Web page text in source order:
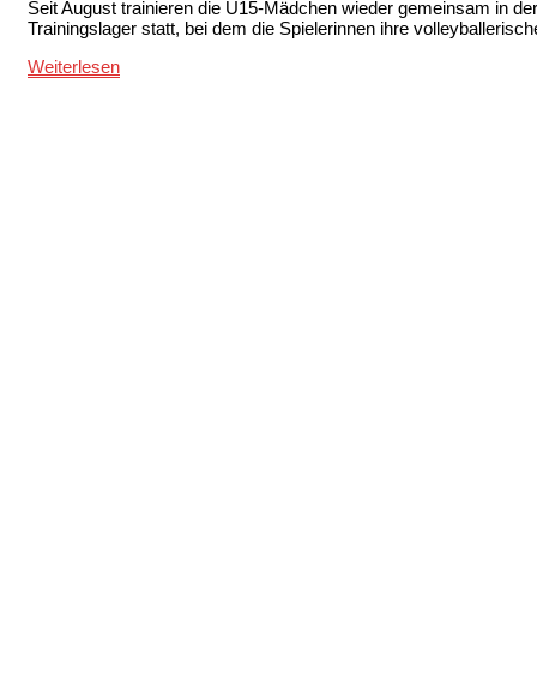
Seit August trainieren die U15-Mädchen wieder gemeinsam in
Trainingslager statt, bei dem die Spielerinnen ihre
Weiterlesen